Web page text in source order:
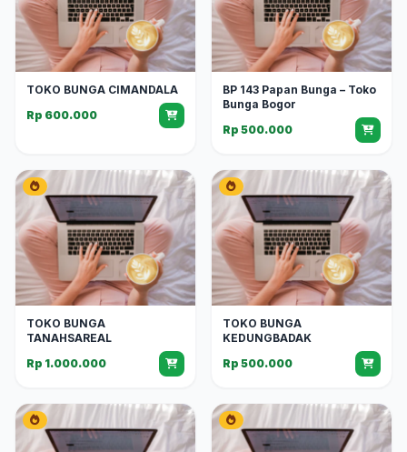
TOKO BUNGA CIMANDALA
Rp 600.000
BP 143 Papan Bunga – Toko
Bunga Bogor
Rp 500.000
TOKO BUNGA
TANAHSAREAL
Rp 1.000.000
TOKO BUNGA
KEDUNGBADAK
Rp 500.000